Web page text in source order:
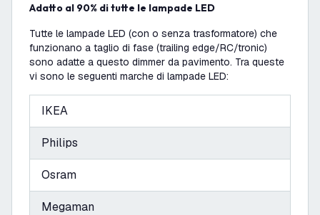
Adatto al 90% di tutte le lampade LED
Tutte le lampade LED (con o senza trasformatore) che
funzionano a taglio di fase (trailing edge/RC/tronic)
sono adatte a questo dimmer da pavimento. Tra queste
vi sono le seguenti marche di lampade LED:
IKEA
Philips
Osram
Megaman